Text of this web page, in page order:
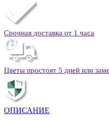
Срочная доставка от 1 часа
Цветы простоят 5 дней или
ОПИСАНИЕ